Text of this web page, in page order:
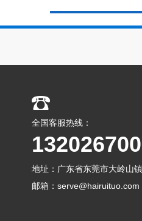
全国客服热线：
地址：广东省东莞市大岭山
邮箱：serve@hairuituo.com